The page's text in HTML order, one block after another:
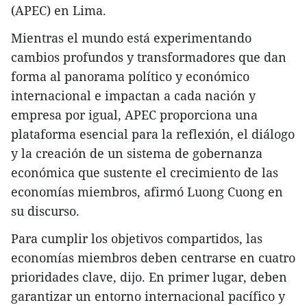
(APEC) en Lima.
Mientras el mundo está experimentando
cambios profundos y transformadores que dan
forma al panorama político y económico
internacional e impactan a cada nación y
empresa por igual, APEC proporciona una
plataforma esencial para la reflexión, el diálogo
y la creación de un sistema de gobernanza
económica que sustente el crecimiento de las
economías miembros, afirmó Luong Cuong en
su discurso.
Para cumplir los objetivos compartidos, las
economías miembros deben centrarse en cuatro
prioridades clave, dijo. En primer lugar, deben
garantizar un entorno internacional pacífico y